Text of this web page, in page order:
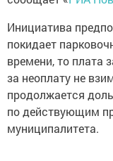
Инициатива
покидает
времени, то плата
за неоплату не
продолжается
по действующим
муниципалитета.